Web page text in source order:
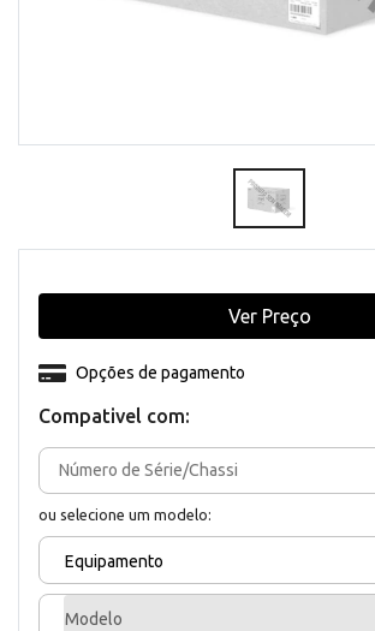
Compativel com:
ou selecione um modelo:
Equipamento
Modelo
Opções de pagamento
Ver Preço